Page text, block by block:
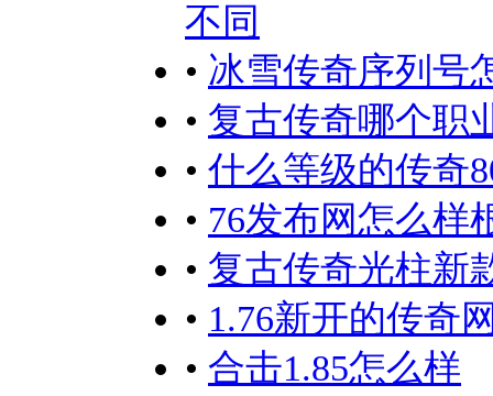
不同
• 冰雪传奇序列号
• 复古传奇哪个职
• 什么等级的传奇
• 76发布网怎么样
• 复古传奇光柱新
• 1.76新开的传奇
• 合击1.85怎么样